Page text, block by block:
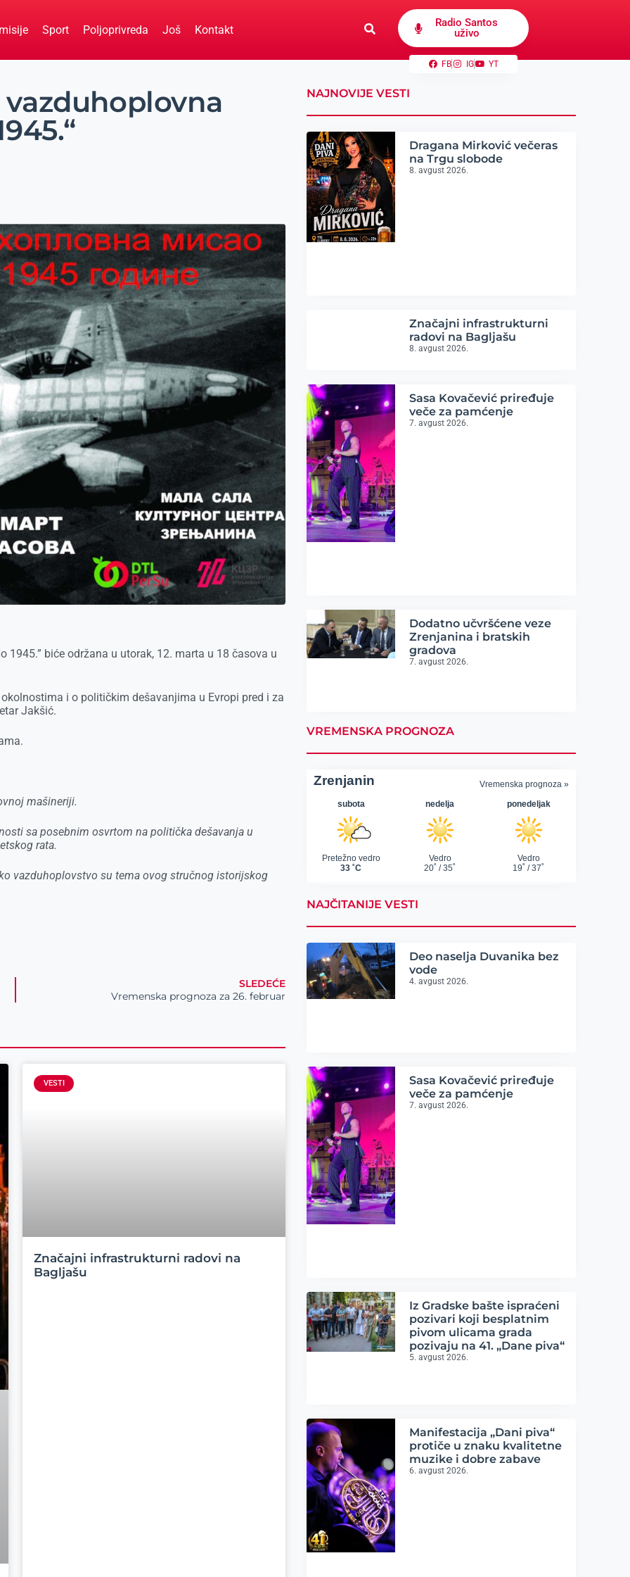
Sport Poljoprivreda Još Kontakt
Radio Santos
uživo
FB IG YT
biće održana u utorak, 12. marta u 18 časova u
i o političkim dešavanjima u Evropi pred i za
Jakšić.
mašineriji.
sa posebnim osvrtom na politička dešavanja u
rata.
vazduhoplovstvo su tema ovog stručnog istorijskog
SLEDEĆE
Vremenska prognoza za 26. februar
VESTI
Značajni infrastrukturni radovi na
Bagljašu
NAJNOVIJE VESTI
Dragana Mirković večeras
na Trgu slobode
8. avgust 2026.
Značajni infrastrukturni
radovi na Bagljašu
8. avgust 2026.
Sasa Kovačević priređuje
veče za pamćenje
7. avgust 2026.
Dodatno učvršćene veze
Zrenjanina i bratskih
gradova
7. avgust 2026.
VREMENSKA PROGNOZA
NAJČITANIJE VESTI
Deo naselja Duvanika bez
vode
4. avgust 2026.
Sasa Kovačević priređuje
veče za pamćenje
7. avgust 2026.
Iz Gradske bašte ispraćeni
pozivari koji besplatnim
pivom ulicama grada
pozivaju na 41. „Dane piva“
5. avgust 2026.
Manifestacija „Dani piva“
protiče u znaku kvalitetne
muzike i dobre zabave
6. avgust 2026.